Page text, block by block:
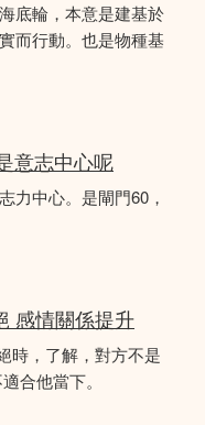
底輪，本意是建基於
而行動。也是物種基
意志中心呢
力中心。是閘門60，
感情關係提升
時，了解，對方不是
合他當下。